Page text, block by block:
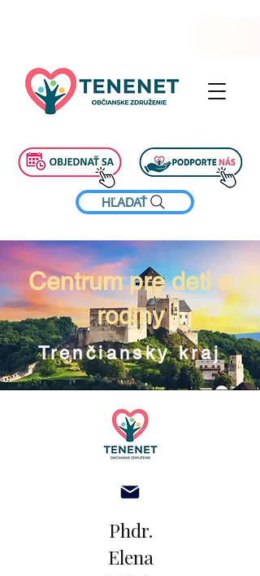
HĽADAŤ
Centrum pre deti a
rodiny
Trenčiansky kraj
Phdr.
Elena